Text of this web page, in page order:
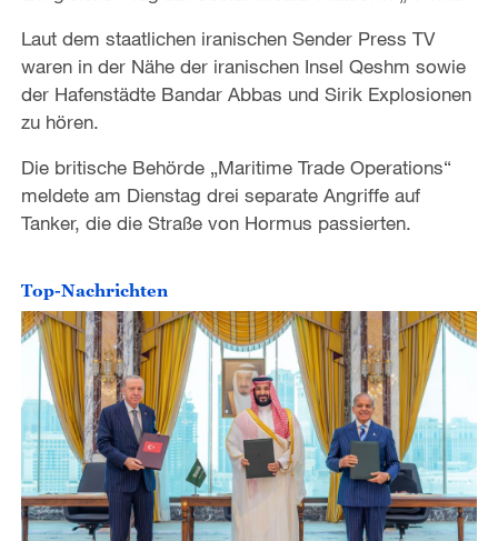
Laut dem staatlichen iranischen Sender Press TV
waren in der Nähe der iranischen Insel Qeshm sowie
der Hafenstädte Bandar Abbas und Sirik Explosionen
zu hören.
Die britische Behörde „Maritime Trade Operations“
meldete am Dienstag drei separate Angriffe auf
Tanker, die die Straße von Hormus passierten.
Top-Nachrichten